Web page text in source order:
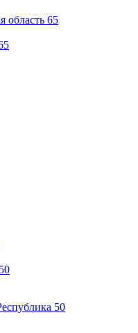
область 65
50
50